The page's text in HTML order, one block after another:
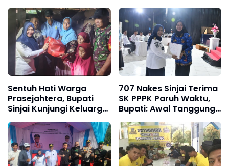
Sentuh Hati Warga
Prasejahtera, Bupati
Sinjai Kunjungi Keluarga
Viral di Bulupoddo
707 Nakes Sinjai Terima
SK PPPK Paruh Waktu,
Bupati: Awal Tanggung
Jawab Lebih Besar